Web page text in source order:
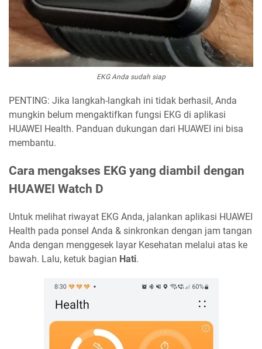
EKG Anda sudah siap
PENTING: Jika langkah-langkah ini tidak berhasil, Anda
mungkin belum mengaktifkan fungsi EKG di aplikasi
HUAWEI Health. Panduan dukungan dari HUAWEI ini bisa
membantu.
Cara mengakses EKG yang diambil dengan
HUAWEI Watch D
Untuk melihat riwayat EKG Anda, jalankan aplikasi HUAWEI
Health pada ponsel Anda & sinkronkan dengan jam tangan
Anda dengan menggesek layar Kesehatan melalui atas ke
bawah. Lalu, ketuk bagian Hati.